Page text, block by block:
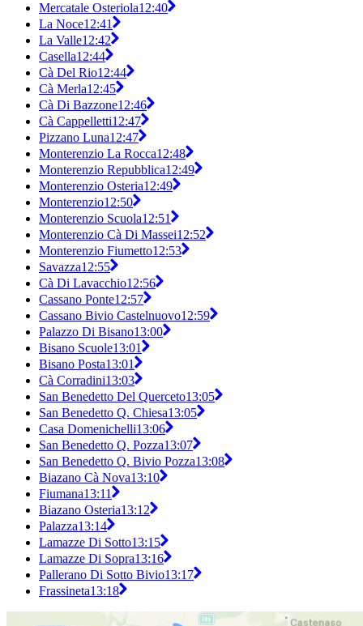
Mercatale Osteriola12:40
La Noce12:41
La Valle12:42
Casella12:44
Cà Del Rio12:44
Cà Merla12:45
Cà Di Bazzone12:46
Cà Cappelletti12:47
Pizzano Luna12:47
Monterenzio La Rocca12:48
Monterenzio Repubblica12:49
Monterenzio Osteria12:49
Monterenzio12:50
Monterenzio Scuola12:51
Monterenzio Cà Di Massei12:52
Monterenzio Fiumetto12:53
Savazza12:55
Cà Di Lavacchio12:56
Cassano Ponte12:57
Cassano Bivio Castelnuovo12:59
Palazzo Di Bisano13:00
Bisano Scuole13:01
Bisano Posta13:01
Cà Corradini13:03
San Benedetto Del Querceto13:05
San Benedetto Q. Chiesa13:05
Casa Domenichelli13:06
San Benedetto Q. Pozza13:07
San Benedetto Q. Bivio Pozza13:08
Biazano Cà Nova13:10
Fiumana13:11
Biazano Osteria13:12
Palazza13:14
Lamazze Di Sotto13:15
Lamazze Di Sopra13:16
Pallerano Di Sotto Bivio13:17
Frassineta13:18